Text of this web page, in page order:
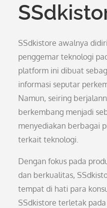
SSdkistore awalnya
penggemar teknologi
platform ini dibuat
informasi seputar
Namun, seiring
berkembang menjadi
menyediakan berbagai
terkait teknologi.
Dengan fokus pada
dan berkualitas,
tempat di hati para
SSdkistore terletak